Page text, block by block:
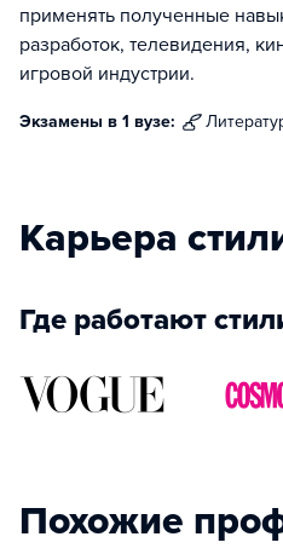
применять полученные
разработок, телевидения,
игровой индустрии.
Экзамены в 1 вузе:
Карьера
Где работают
Похожие